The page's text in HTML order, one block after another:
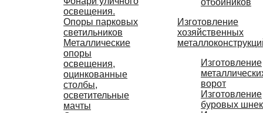
освещения.
Опоры парковых
светильников
Металлические
опоры
освещения,
оцинкованные
столбы,
осветительные
мачты
Изготовление
хозяйственных
Изготовление
ворот
Изготовление
буровых